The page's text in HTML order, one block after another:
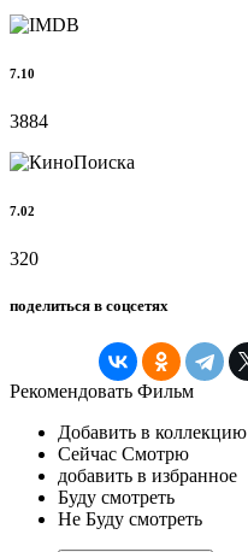
7.10
3884
7.02
320
поделиться в соцсетях
Рекомендовать Фильм
Добавить в коллекцию
Сейчас Смотрю
добавить в избранное
Буду смотреть
Не Буду смотреть